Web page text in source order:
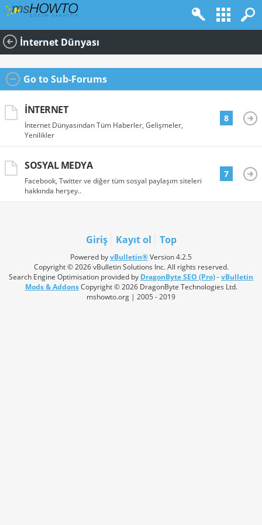
İnternet Dünyası
Go to Sub-Forums
İNTERNET
İnternet Dünyasından Tüm Haberler, Gelişmeler,
Yenilikler
8
SOSYAL MEDYA
Facebook, Twitter ve diğer tüm sosyal paylaşım siteleri
hakkında herşey..
7
Giriş Kayıt ol Top
Powered byvBulletin®Version 4.2.5
Copyright © 2026 vBulletin Solutions Inc. All rights reserved.
Search Engine Optimisation provided by DragonByte SEO (Pro)-vBulletin
Mods & AddonsCopyright © 2026 DragonByte Technologies Ltd.
mshowto.org | 2005 - 2019